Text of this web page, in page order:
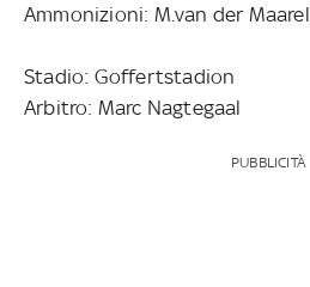
Ammonizioni: M.van der Maarel
Stadio: Goffertstadion
Arbitro: Marc Nagtegaal
PUBBLICITÀ